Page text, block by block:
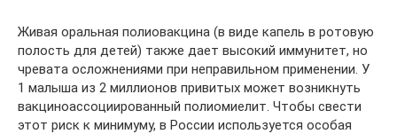
Живая оральная полиовакцина (в виде капель в ротовую
полость для детей) также дает высокий иммунитет, но
чревата осложнениями при неправильном применении. У
1 малыша из 2 миллионов привитых может возникнуть
вакциноассоциированный полиомиелит. Чтобы свести
этот риск к минимуму, в России используется особая